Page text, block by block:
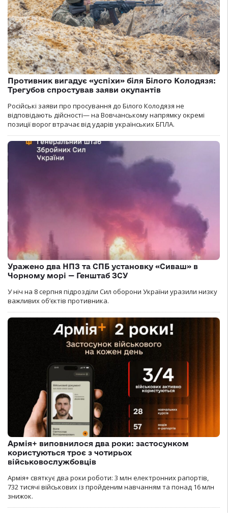
Противник вигадує «успіхи» біля Білого Колодязя:
Трегубов спростував заяви окупантів
Російські заяви про просування до Білого Колодязя не
відповідають дійсності— на Вовчанському напрямку окремі
позиції ворог втрачає від ударів українських БПЛА.
Уражено два НПЗ та СПБ установку «Сиваш» в
Чорному морі — Генштаб ЗСУ
У ніч на 8 серпня підрозділи Сил оборони України уразили низку
важливих об’єктів противника.
Армія+ виповнилося два роки: застосунком
користуються троє з чотирьох
військовослужбовців
Армія+ святкує два роки роботи: 3 млн електронних рапортів,
732 тисячі військових із пройденим навчанням та понад 16 млн
знижок.